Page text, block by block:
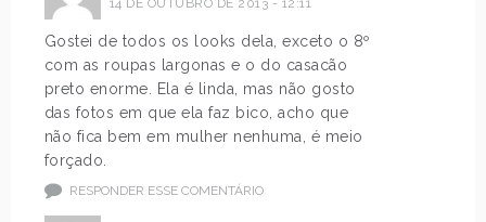
Gostei de todos os looks dela, exceto o 8º
com as roupas largonas e o do casacão
preto enorme. Ela é linda, mas não gosto
das fotos em que ela faz bico, acho que
não fica bem em mulher nenhuma, é meio
forçado.
RESPONDER ESSE COMENTÁRIO